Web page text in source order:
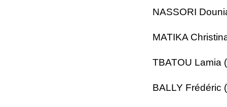
NASSORI
MATIKA
TBATOU Lamia
BALLY Frédéric